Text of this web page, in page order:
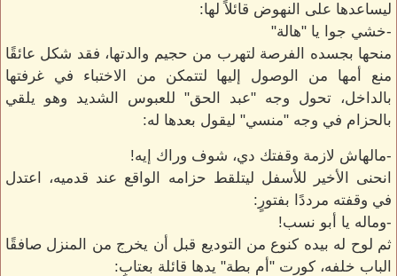
ليساعدها على النهوض قائلاً لها:
-خشي جوا يا "هالة"
منحها بجسده الفرصة لتهرب من حجيم والدتها، فقد شكل عائقًا
منع أمها من الوصول إليها لتتمكن من الاختباء في غرفتها
بالداخل، تحول وجه "عبد الحق" للعبوس الشديد وهو يلقي
بالحزام في وجه "منسي" ليقول بعدها له:
-مالهاش لازمة وقفتك دي، شوف وراك إيه!
انحنى الأخير للأسفل ليتلقط حزامه الواقع عند قدميه، اعتدل
في وقفته مرددًا بفتورٍ:
-وماله يا أبو نسب!
ثم لوح له بيده كنوع من التوديع قبل أن يخرج من المنزل صافقًا
الباب خلفه، كورت "أم بطة" يدها قائلة بعتابٍ: